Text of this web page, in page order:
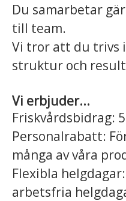
Du samarbetar
till team.
Vi tror att du trivs
struktur och
Vi erbjuder...
Friskvårdsbidrag:
Personalrabatt:
många av våra
Flexibla
arbetsfria